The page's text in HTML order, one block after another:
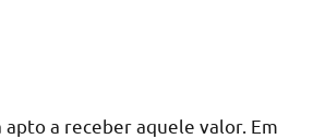
a receber aquele valor. Em